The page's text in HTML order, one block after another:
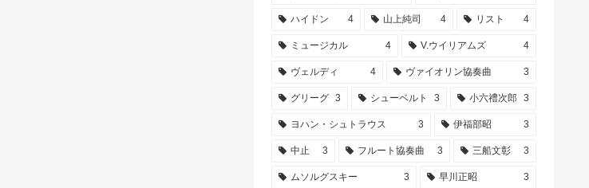
ハイドン 4 山上純司 4 リスト 4
ミュージカル 4 V.ウイリアムズ 4
ヴェルディ 4 ヴァイオリン協奏曲 3
グリーグ 3 シューベルト 3 小六禮次郎 3
ヨハン・シュトラウス 3 伊福部昭 3
中止 3 フルート協奏曲 3 三船文彰 3
ムソルグスキー 3 早川正昭 3